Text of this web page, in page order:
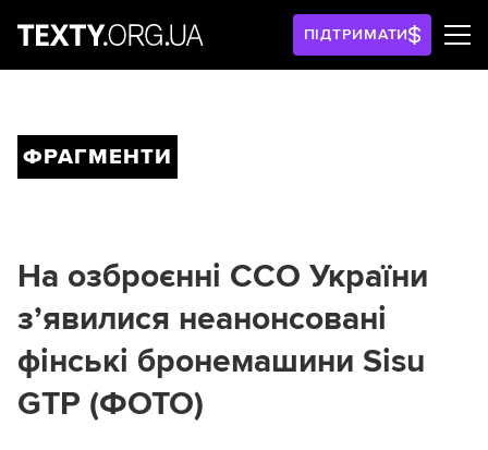
ПІДТРИМАТИ
ФРАГМЕНТИ
На озброєнні ССО України
з’явилися неанонсовані
фінські бронемашини Sisu
GTP (ФОТО)